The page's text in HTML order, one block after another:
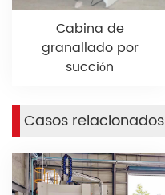
Cabina de
granallado por
succión
Casos relacionados